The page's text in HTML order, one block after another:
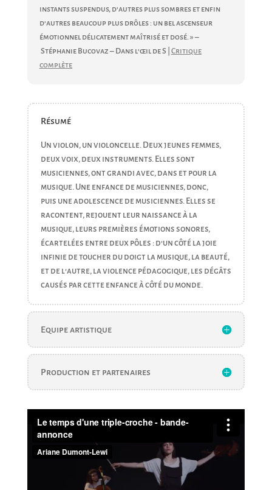
instants suspendus, d’autres plus sombres et enfin
d’autres beaucoup plus drôles : un bel ascenseur
émotionnel délicatement maîtrisé et dosé. » –
Stéphanie Bucovaz – Dans l’œil de S | Critique
complète
Résumé
Un violon, un violoncelle. Deux jeunes femmes,
deux voix, deux instruments. Elles sont
musiciennes, ont grandi avec, dans et pour la
musique. Une enfance de musiciennes, donc,
puis une adolescence de musiciennes. Elles se
racontent, rejouent leur naissance à la
musique, leurs premières émotions sonores,
écartelées entre deux pôles : d’un côté la joie
infinie de toucher du doigt la musique, la beauté,
et de l’autre, la violence pédagogique, les dégâts
causés par cette enfance à côté du monde.
Equipe artistique
Production et partenaires